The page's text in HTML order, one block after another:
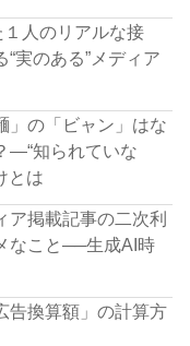
人のリアルな接
実のある”メディア
」の「ビャン」はな
―“知られていな
とは
ア掲載記事の二次利
なこと──生成AI時
告換算額」の計算方